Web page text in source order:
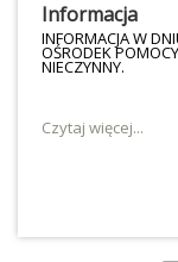
Informacja
INFORMACJA W
OŚRODEK
NIECZYNNY.
Czytaj więcej...